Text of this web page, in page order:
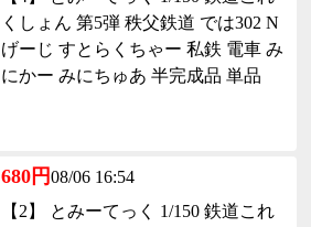
くしょん 第5弾 秩父鉄道 では302 N
げーじ すとらくちゃー 私鉄 電車 み
にかー みにちゅあ 半完成品 単品
680円08/06 16:54
【2】 とみーてっく 1/150 鉄道これ